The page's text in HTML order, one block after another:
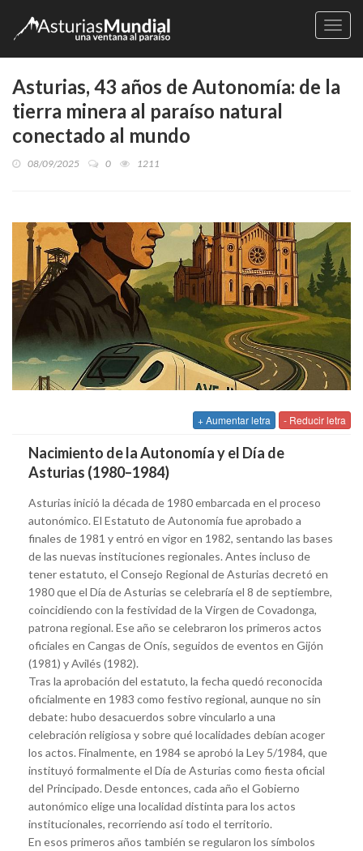
Asturias, 43 años de Autonomía: de la
tierra minera al paraíso natural
conectado al mundo
08/09/2025 0 1211
+ Aumentar letra - Reducir letra
Nacimiento de la Autonomía y el Día de
Asturias (1980–1984)
Asturias inició la década de 1980 embarcada en el proceso
autonómico. El Estatuto de Autonomía fue aprobado a
finales de 1981 y entró en vigor en 1982, sentando las bases
de las nuevas instituciones regionales. Antes incluso de
tener estatuto, el Consejo Regional de Asturias decretó en
1980 que el Día de Asturias se celebraría el 8 de septiembre,
coincidiendo con la festividad de la Virgen de Covadonga,
patrona regional. Ese año se celebraron los primeros actos
oficiales en Cangas de Onís, seguidos de eventos en Gijón
(1981) y Avilés (1982).
Tras la aprobación del estatuto, la fecha quedó reconocida
oficialmente en 1983 como festivo regional, aunque no sin
debate: hubo desacuerdos sobre vincularlo a una
celebración religiosa y sobre qué localidades debían acoger
los actos. Finalmente, en 1984 se aprobó la Ley 5/1984, que
instituyó formalmente el Día de Asturias como fiesta oficial
del Principado. Desde entonces, cada año el Gobierno
autonómico elige una localidad distinta para los actos
institucionales, recorriendo así todo el territorio.
En esos primeros años también se regularon los símbolos